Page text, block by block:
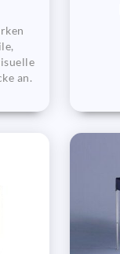
an.